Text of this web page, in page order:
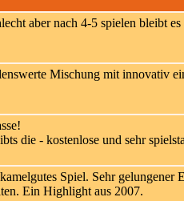
aber nach 4-5 spielen bleibt
Mischung mit innovativ
die - kostenlose und sehr
Spiel. Sehr
Ein Highlight aus 2007.